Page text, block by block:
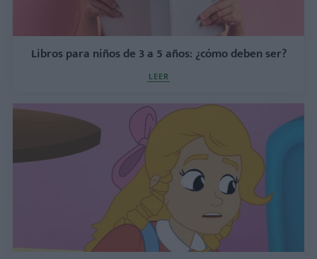
Libros para niños de 3 a 5 años: ¿cómo deben ser?
LEER